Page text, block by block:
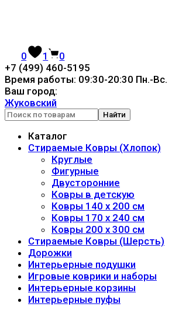
0 1 0
+7 (499) 460-5195
Время работы: 09:30-20:30 Пн.-Вc.
Ваш город:
Жуковский
Найти
Каталог
Стираемые Ковры (Хлопок)
Круглые
Фигурные
Двусторонние
Ковры в детскую
Ковры 140 x 200 см
Ковры 170 x 240 см
Ковры 200 x 300 см
Стираемые Ковры (Шерсть)
Дорожки
Интерьерные подушки
Игровые коврики и наборы
Интерьерные корзины
Интерьерные пуфы